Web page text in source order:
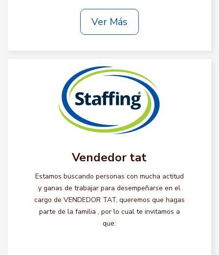
Ver Más
Vendedor tat
Estamos buscando personas con mucha actitud
y ganas de trabajar para desempeñarse en el
cargo de VENDEDOR TAT, queremos que hagas
parte de la familia , por lo cual te invitamos a
que: